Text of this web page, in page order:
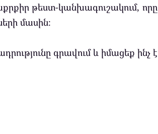
թեստ-կանխագուշակում, որը
մասին։
գրավում և իմացեք ինչ է